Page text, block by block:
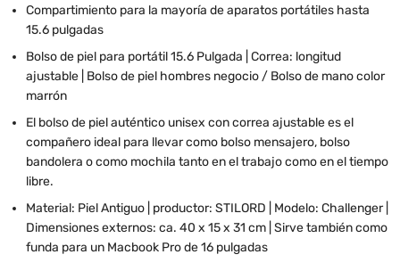
Compartimiento para la mayoría de aparatos portátiles hasta
15.6 pulgadas
Bolso de piel para portátil 15.6 Pulgada | Correa: longitud
ajustable | Bolso de piel hombres negocio / Bolso de mano color
marrón
El bolso de piel auténtico unisex con correa ajustable es el
compañero ideal para llevar como bolso mensajero, bolso
bandolera o como mochila tanto en el trabajo como en el tiempo
libre.
Material: Piel Antiguo | productor: STILORD | Modelo: Challenger |
Dimensiones externos: ca. 40 x 15 x 31 cm | Sirve también como
funda para un Macbook Pro de 16 pulgadas